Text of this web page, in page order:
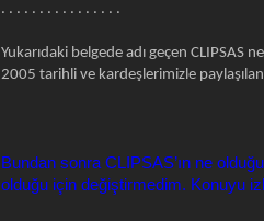
. . . . . . . . . . . . . . . .
Yukarıdaki belgede adı geçen
2005 tarihli ve kardeşlerimizle
Bundan sonra CLIPSAS’ın ne
olduğu için değiştirmedim. Konuyu